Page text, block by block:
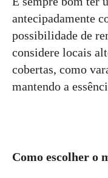
antecipadamente
possibilidade de
considere locais
cobertas, como
mantendo a
Como escolher o